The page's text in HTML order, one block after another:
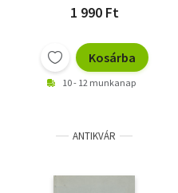
1 990 Ft
Kosárba
10 - 12 munkanap
ANTIKVÁR